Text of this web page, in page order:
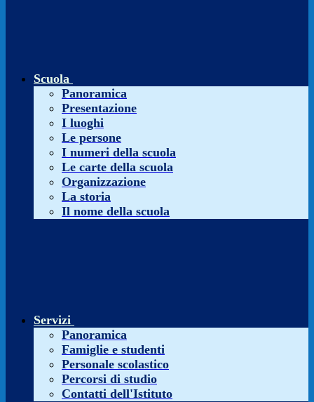
Scuola
Panoramica
Presentazione
I luoghi
Le persone
I numeri della scuola
Le carte della scuola
Organizzazione
La storia
Il nome della scuola
Servizi
Panoramica
Famiglie e studenti
Personale scolastico
Percorsi di studio
Contatti dell'Istituto